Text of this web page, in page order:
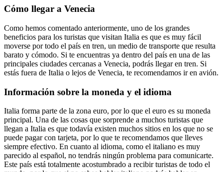
Cómo llegar a Venecia
Como hemos comentado anteriormente, uno de los grandes
beneficios para los turistas que visitan Italia es que es muy fácil
moverse por todo el país en tren, un medio de transporte que resulta
barato y cómodo. Si te encuentras ya dentro del país en una de las
principales ciudades cercanas a Venecia, podrás llegar en tren. Si
estás fuera de Italia o lejos de Venecia, te recomendamos ir en avión.
Información sobre la moneda y el idioma
Italia forma parte de la zona euro, por lo que el euro es su moneda
principal. Una de las cosas que sorprende a muchos turistas que
llegan a Italia es que todavía existen muchos sitios en los que no se
puede pagar con tarjeta, por lo que te recomendamos que lleves
siempre efectivo. En cuanto al idioma, como el italiano es muy
parecido al español, no tendrás ningún problema para comunicarte.
Este país está totalmente acostumbrado a recibir turistas de todo el